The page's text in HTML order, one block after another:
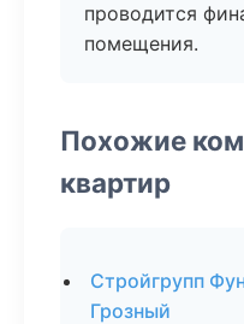
проводится
помещения.
Похожие
квартир
Стройгрупп
Грозный